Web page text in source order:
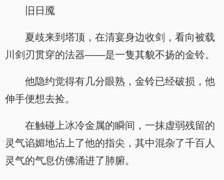
旧日魇
夏歧来到塔顶，在清宴身边收剑，看向被载
川剑刃贯穿的法器——是一隻其貌不扬的金铃。
他隐约觉得有几分眼熟，金铃已经破损，他
伸手便想去捡。
在触碰上冰冷金属的瞬间，一抹虚弱残留的
灵气谄媚地沾上了他的指尖，其中混杂了千百人
灵气的气息仿佛涌进了肺腑。